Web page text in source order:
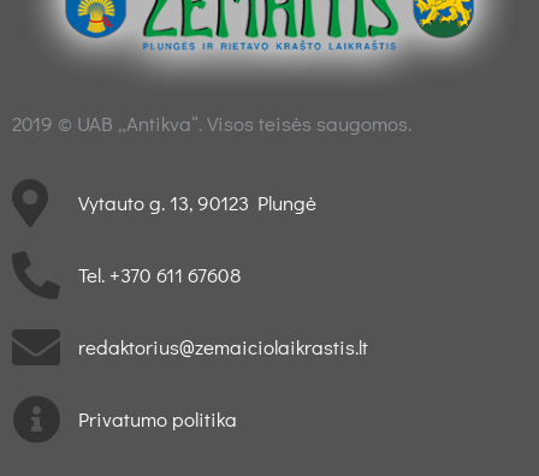
2019 © UAB „Antikva“. Visos teisės saugomos.
Vytauto g. 13, 90123 Plungė
Tel. +370 611 67608
redaktorius@zemaiciolaikrastis.lt
Privatumo politika